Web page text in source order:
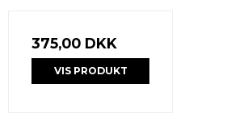
375,00 DKK
VIS PRODUKT